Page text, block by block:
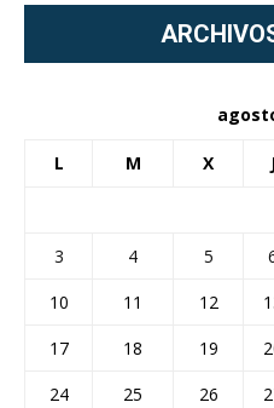
L M X
3
4 5
10
11 12
17
18 19
24
25 26